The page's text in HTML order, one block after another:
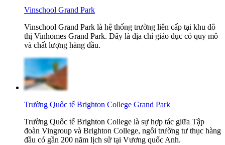
Vinschool Grand Park
Vinschool Grand Park là hệ thống trường liên cấp tại khu đô
thị Vinhomes Grand Park. Đây là địa chỉ giáo dục có quy mô
và chất lượng hàng đầu.
Trường Quốc tế Brighton College Grand Park
Trường Quốc tế Brighton College là sự hợp tác giữa Tập
đoàn Vingroup và Brighton College, ngôi trường tư thục hàng
đầu có gần 200 năm lịch sử tại Vương quốc Anh.